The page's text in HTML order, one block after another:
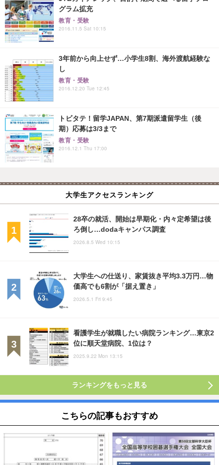
グラム拡充
教育・受験
2016.11.5 Sat 10:15
3年前から向上せず…小学生8割、海外渡航経験な
し
教育・受験
2016.12.20 Tue 12:45
トビタテ！留学JAPAN、第7期派遣留学生（後
期）応募は3/3まで
教育・受験
2016.12.1 Thu 17:00
大学生アクセスランキング
28卒の就活、開始は早期化・内々定希望は後
ろ倒し…dodaキャンパス調査
2026.8.5 Wed 10:15
大学生への仕送り、家賃抜き平均3.3万円…物
価高でも6割が「据え置き」
2026.5.1 Fri 9:45
看護学生が就職したい病院ランキング…東京2
位に順天堂病院、1位は？
2025.9.22 Mon 13:15
ランキングをもっと見る
こちらの記事もおすすめ